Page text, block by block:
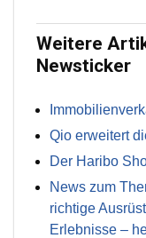
Weitere
Newsticker
Qio erweitert
Der Haribo
News zum
richtige
Erlebnisse –